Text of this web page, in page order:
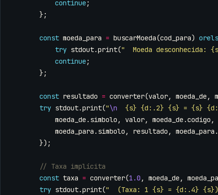
continue ;
};
const moeda_para = buscarMoeda(cod_para)
try stdout.print("  Moeda desconhecida:
continue ;
};
const resultado = converter(valor, moeda_de ,
try stdout.print("\n
{s} {d:.2} {s} = {s}
moeda_de . simbolo , valor, moeda_de .codigo ,
moeda_para . simbolo , resultado , moeda_para .
});
const taxa = converter(1.0 , moeda_de ,
try stdout.print("  (Taxa: 1 {s} = {d:.4} {s})